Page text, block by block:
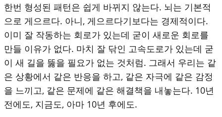
한번 형성된 패턴은 쉽게 바뀌지 않는다. 뇌는 기본적
으로 게으르다. 아니, 게으르다기보다는 경제적이다.
이미 잘 작동하는 회로가 있는데 굳이 새로운 회로를
만들 이유가 없다. 마치 잘 닦인 고속도로가 있는데 굳
이 새 길을 뚫을 필요가 없는 것처럼. 그래서 우리는 같
은 상황에서 같은 반응을 하고, 같은 자극에 같은 감정
을 느끼고, 같은 문제에 같은 해결책을 내놓는다. 10년
전에도, 지금도, 아마 10년 후에도.